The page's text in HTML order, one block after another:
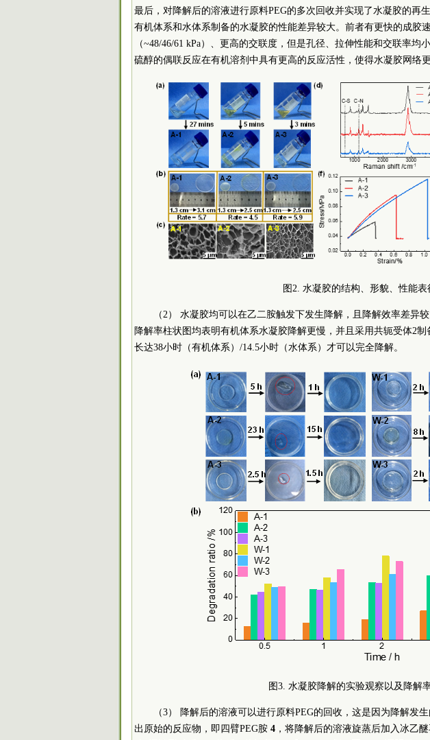
最后，对降解后的溶液进行原料PEG的多次回收并实现了水凝胶的再
有机体系和水体系制备的水凝胶的性能差异较大。前者有更快的成胶
（~48/46/61 kPa）、更高的交联度，但是孔径、拉伸性能和交联率均
硫醇的偶联反应在有机溶剂中具有更高的反应活性，使得水凝胶网络更
图2. 水凝胶的结构、形貌、性能表
（2） 水凝胶均可以在乙二胺触发下发生降解，且降解效率差异
降解率柱状图均表明有机体系水凝胶降解更慢，并且采用共轭受体2
长达38小时（有机体系）/14.5小时（水体系）才可以完全降解。
图3. 水凝胶降解的实验观察以及降解
（3） 降解后的溶液可以进行原料PEG的回收，这是因为降解发
出原始的反应物，即四臂PEG胺 4 ，将降解后的溶液旋蒸后加入冰乙